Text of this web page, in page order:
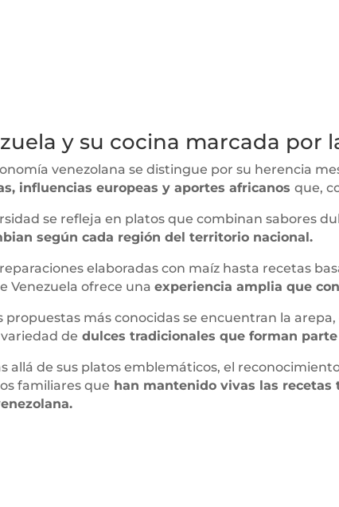
y su cocina marcada por
venezolana se distingue por su herencia
influencias europeas y aportes africanosque,
se refleja en platos que combinan sabores
según cada región del territorio nacional.
elaboradas con maíz hasta recetas
Venezuela ofrece unaexperiencia amplia que
propuestas más conocidas se encuentran la
de dulces tradicionales que forman
allá de sus platos emblemáticos, el
familiares que han mantenido vivas las